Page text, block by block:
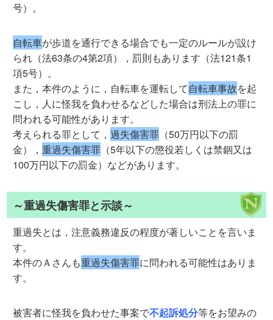
号）。
自転車が歩道を通行できる場合でも一定のルールが設け
られ（法63条の4第2項），罰則もあります（法121条1
項5号）。
また，本件のように，自転車を運転して自転車事故を起
こし，人に怪我を負わせるなどした場合は刑法上の罪に
問われる可能性があります。
考えられる罪として，過失傷害罪 （50万円以下の罰
金），重過失傷害罪 （5年以下の懲役若しくは禁錮又は
100万円以下の罰金）などがあります。
～重過失傷害罪と示談～
重過失とは，注意義務違反の程度が著しいことを言いま
す。
本件のＡさんも重過失傷害罪に問われる可能性はありま
す。
被害者に怪我を負わせた事案で不起訴処分等をお望みの